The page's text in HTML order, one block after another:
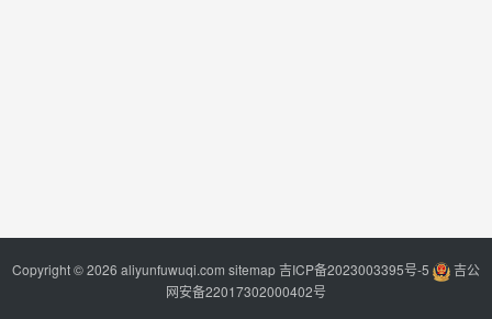
Copyright © 2026 aliyunfuwuqi.com sitemap吉ICP备2023003395号-5
吉公
网安备22017302000402号